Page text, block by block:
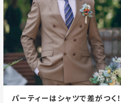
パーティーはシャツで差がつく